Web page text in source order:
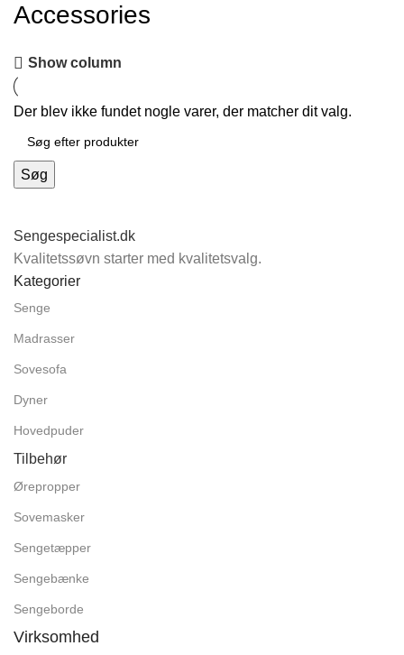
Accessories
Show column
Der blev ikke fundet nogle varer, der matcher dit valg.
Søg
Sengespecialist.dk
Kvalitetssøvn starter med kvalitetsvalg.
Kategorier
Senge
Madrasser
Sovesofa
Dyner
Hovedpuder
Tilbehør
Ørepropper
Sovemasker
Sengetæpper
Sengebænke
Sengeborde
Virksomhed